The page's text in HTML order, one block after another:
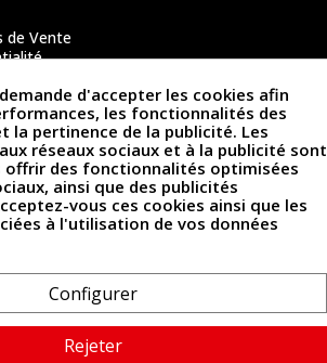
de Vente
05 63 34 51 88
© 2026 - Une création Quatrys 💙
d'accepter les cookies afin
les fonctionnalités des
la pertinence de la publicité. Les
réseaux sociaux et à la publicité sont
offrir des fonctionnalités optimisées
ainsi que des publicités
vous ces cookies ainsi que les
à l'utilisation de vos données
Configurer
Rejeter